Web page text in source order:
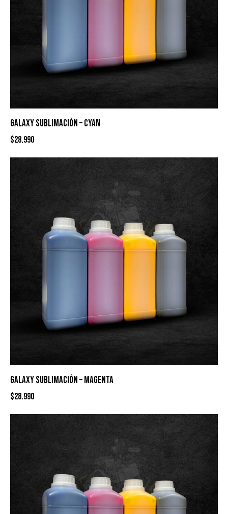
GALAXY SUBLIMACIÓN – CYAN
$28.990
GALAXY SUBLIMACIÓN – MAGENTA
$28.990